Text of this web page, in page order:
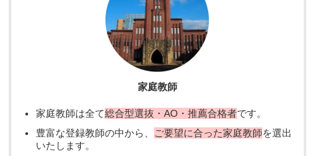
家庭教師
家庭教師は全て総合型選抜・AO・推薦合格者です。
豊富な登録教師の中から、 ご要望に合った家庭教師を選出
いたします。